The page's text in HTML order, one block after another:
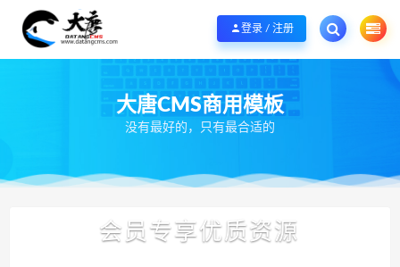
欢迎您光临大唐CMS网，本站秉承服务宗旨 履行“站长”责任，销售只是起点 服
登录 / 注册
大唐CMS商用模板
没有最好的，只有最合适的
会员专享优质资源